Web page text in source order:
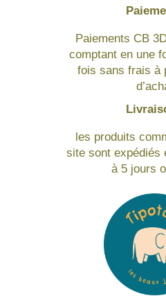
Paiements CB
comptant en une
fois sans frais à
les produits
site sont expédiés
à 5 jours